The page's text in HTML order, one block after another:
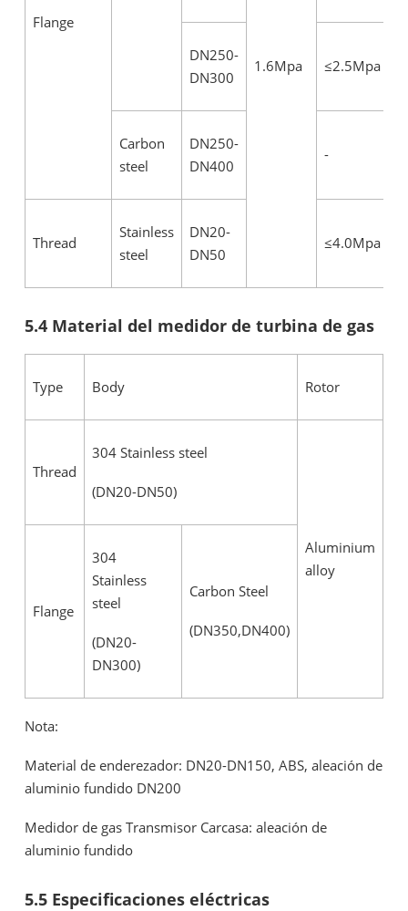
Flange
1.6Mpa
DN250-
DN300
≤2.5Mpa
Carbon
steel
DN250-
DN400
-
Thread
Stainless
steel
DN20-
DN50
≤4.0Mpa
5.4 Material del medidor de turbina de gas
Type Body Rotor
Thread
304 Stainless steel
(DN20-DN50)
Aluminium
alloy
Flange
304
Stainless
steel
(DN20-
DN300)
Carbon Steel
(DN350,DN400)
Nota:
Material de enderezador: DN20-DN150, ABS, aleación de
aluminio fundido DN200
Medidor de gas Transmisor Carcasa: aleación de
aluminio fundido
5.5 Especificaciones eléctricas